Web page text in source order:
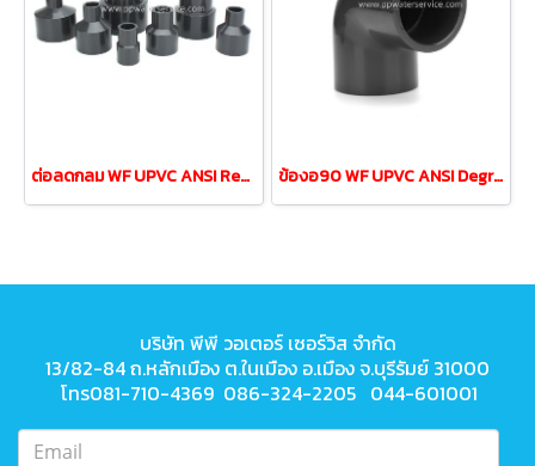
ต่อลดกลม WF UPVC ANSI Reducing Coupling 1-1/2"ลด 1/2" ข้องอ90 WF UPVC ANSI Degree Elbow ขนาด 4"DN100
บริษัท พีพี วอเตอร์ เซอร์วิส จำกัด
13/82-84 ถ.หลักเมือง ต.ในเมือง อ.เมือง จ.บุรีรัมย์ 31000
โทร081-710-4369 086-324-2205 044-601001